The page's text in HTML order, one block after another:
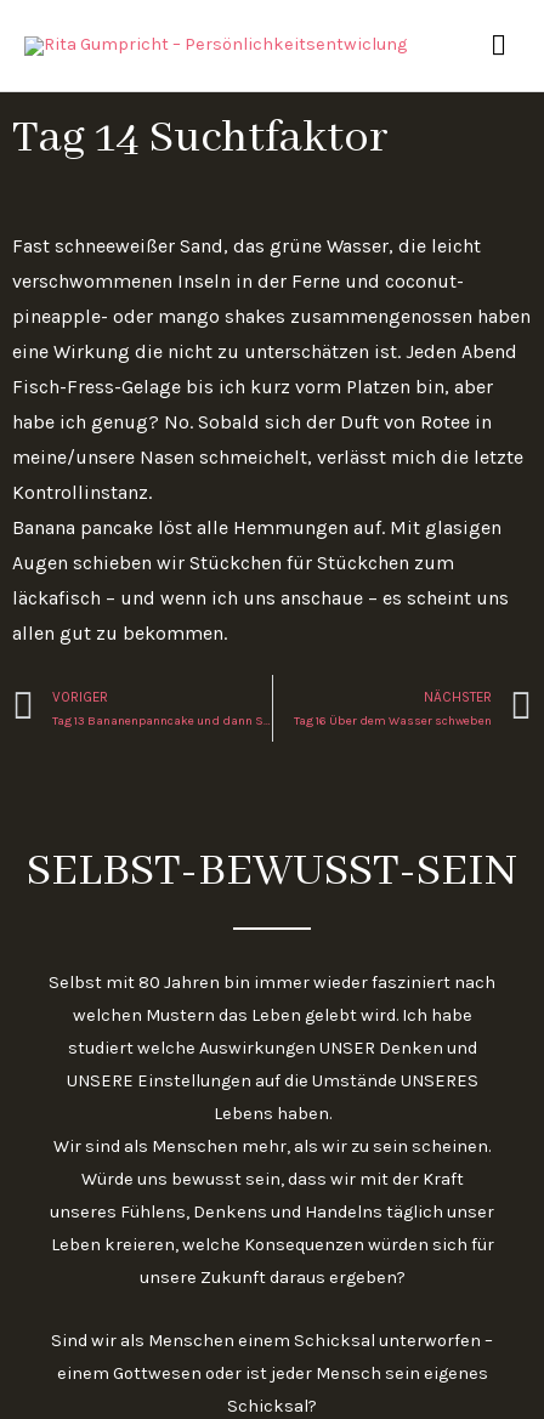
Inhalt
Tag 14 Suchtfaktor
Fast schneeweißer Sand, das grüne Wasser, die leicht
verschwommenen Inseln in der Ferne und coconut-
pineapple- oder mango shakes zusammengenossen haben
eine Wirkung die nicht zu unterschätzen ist. Jeden Abend
Fisch-Fress-Gelage bis ich kurz vorm Platzen bin, aber
habe ich genug? No. Sobald sich der Duft von Rotee in
meine/unsere Nasen schmeichelt, verlässt mich die letzte
Kontrollinstanz.
Banana pancake löst alle Hemmungen auf. Mit glasigen
Augen schieben wir Stückchen für Stückchen zum
läckafisch – und wenn ich uns anschaue – es scheint uns
allen gut zu bekommen.
Zurück
VORIGER
Tag 13 Bananenpanncake und dann Sterben
NÄCHSTER
Tag 16 Über dem Wasser schweben
SELBST-BEWUSST-SEIN
Selbst mit 80 Jahren bin immer wieder fasziniert nach
welchen Mustern das Leben gelebt wird. Ich habe
studiert welche Auswirkungen UNSER Denken und
UNSERE Einstellungen auf die Umstände UNSERES
Lebens haben.
Wir sind als Menschen mehr, als wir zu sein scheinen.
Würde uns bewusst sein, dass wir mit der Kraft
unseres Fühlens, Denkens und Handelns täglich unser
Leben kreieren, welche Konsequenzen würden sich für
unsere Zukunft daraus ergeben?
Sind wir als Menschen einem Schicksal unterworfen –
einem Gottwesen oder ist jeder Mensch sein eigenes
Schicksal?